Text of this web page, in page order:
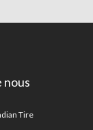
nous
Tire